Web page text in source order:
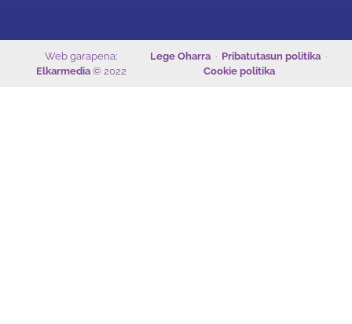
Web garapena:
Elkarmedia© 2022
Lege Oharra· Pribatutasun politika·
Cookie politika